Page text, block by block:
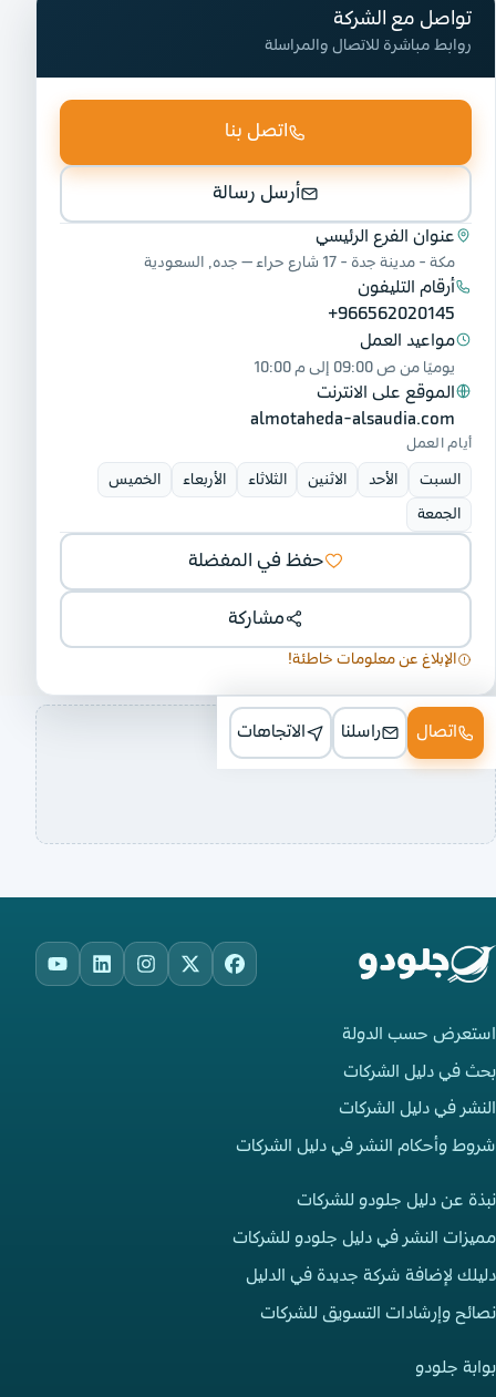
تواصل مع الشركة
روابط مباشرة للاتصال والمراسلة
اتصل بنا
أرسل رسالة
عنوان الفرع الرئيسي
مكة - مدينة جدة - 17 شارع حراء — جده, السعودية
أرقام التليفون
+966562020145
مواعيد العمل
يوميًا من09:00 ص إلى10:00 م
الموقع على الانترنت
almotaheda-alsaudia.com
أيام العمل
السبت
الأحد الاثنين الثلاثاء الأربعاء
الخميس
الجمعة
حفظ في المفضلة
مشاركة
الإبلاغ عن معلومات خاطئة!
اتصال راسلنا الاتجاهات
Facebook
X
Instagram
LinkedIn
استعرض حسب الدولة
بحث في دليل الشركات
النشر في دليل الشركات
شروط وأحكام النشر في دليل الشركات
نبذة عن دليل جلودو للشركات
مميزات النشر في دليل جلودو للشركات
دليلك لإضافة شركة جديدة في الدليل
نصائح وإرشادات التسويق للشركات
بوابة جلودو